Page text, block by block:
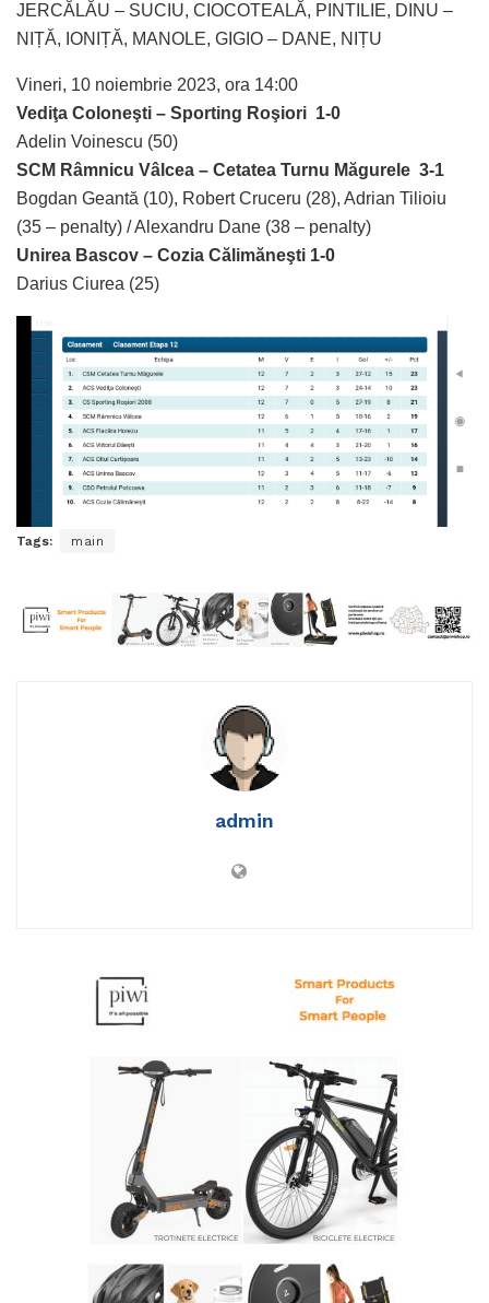
JERCĂLĂU – SUCIU, CIOCOTEALĂ, PINTILIE, DINU –
NIȚĂ, IONIȚĂ, MANOLE, GIGIO – DANE, NIȚU
Vineri, 10 noiembrie 2023, ora 14:00
Vediţa Coloneşti – Sporting Roşiori 1-0
Adelin Voinescu (50)
SCM Râmnicu Vâlcea – Cetatea Turnu Măgurele 3-1
Bogdan Geantă (10), Robert Cruceru (28), Adrian Tilioiu
(35 – penalty) / Alexandru Dane (38 – penalty)
Unirea Bascov – Cozia Călimăneşti 1-0
Darius Ciurea (25)
Tags: main
admin